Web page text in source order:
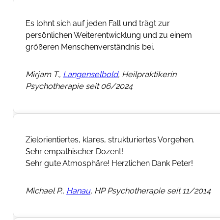
Es lohnt sich auf jeden Fall und trägt zur
persönlichen Weiterentwicklung und zu einem
größeren Menschenverständnis bei.
Mirjam T., Langenselbold, Heilpraktikerin
Psychotherapie seit 06/2024
Zielorientiertes, klares, strukturiertes Vorgehen.
Sehr empathischer Dozent!
Sehr gute Atmosphäre! Herzlichen Dank Peter!
Michael P., Hanau, HP Psychotherapie seit 11/2014